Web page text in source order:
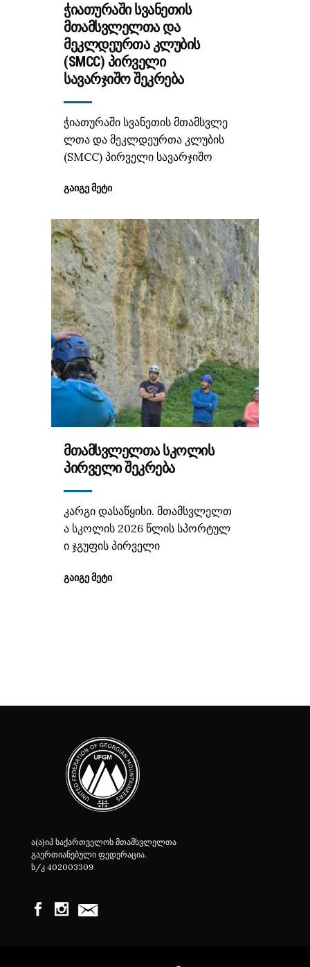
ᲭᲘᲐᲗᲣᲠᲐᲨᲘ ᲡᲕᲐᲜᲔᲗᲘᲡ
ᲛᲗᲐᲛᲡᲕᲚᲔᲚᲗᲐ ᲓᲐ
ᲛᲔᲙᲚᲓᲔᲣᲠᲗᲐ ᲙᲚᲣᲑᲘᲡ
(SMCC) ᲞᲘᲠᲕᲔᲚᲘ
ᲡᲐᲕᲐᲠᲯᲘᲨᲝ ᲨᲔᲙᲠᲔᲑᲐ
ჭიათურაში სვანეთის მთამსვლე
ლთა და მეკლდეურთა კლუბის
(SMCC) პირველი სავარჯიშო
ᲒᲐᲘᲒᲔ ᲛᲔᲢᲘ
ᲛᲗᲐᲛᲡᲕᲚᲔᲚᲗᲐ ᲡᲙᲝᲚᲘᲡ
ᲞᲘᲠᲕᲔᲚᲘ ᲨᲔᲙᲠᲔᲑᲐ
კარგი დასაწყისი. მთამსვლელთ
ა სკოლის 2026 წლის სპორტულ
ი ჯგუფის პირველი
ᲒᲐᲘᲒᲔ ᲛᲔᲢᲘ
ა(ა)იპ საქართველოს მთამსვლელთა
გაერთიანებული ფედერაცია.
ს/კ 402003309